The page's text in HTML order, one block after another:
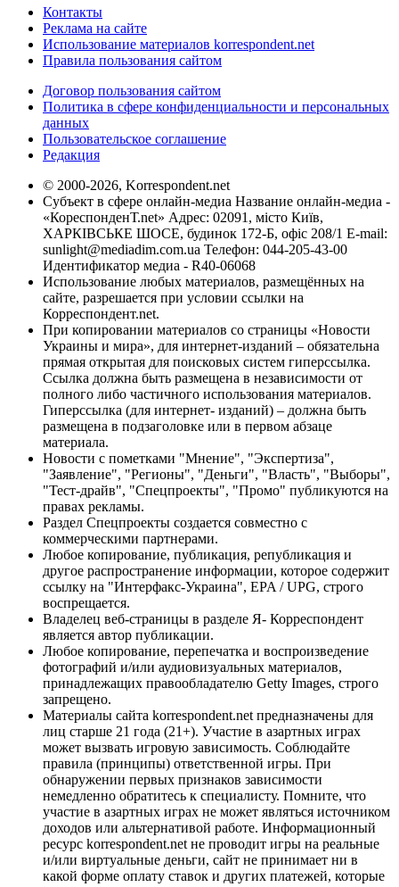
Контакты
Реклама на сайте
Использование материалов korrespondent.net
Правила пользования сайтом
Договор пользования сайтом
Политика в сфере конфиденциальности и персональных
данных
Пользовательское соглашение
Редакция
© 2000-2026, Korrespondent.net
Субъект в сфере онлайн-медиа Название онлайн-медиа -
«КореспонденТ.net» Адрес: 02091, місто Київ,
ХАРКІВСЬКЕ ШОСЕ, будинок 172-Б, офіс 208/1 E-mail:
sunlight@mediadim.com.ua Телефон: 044-205-43-00
Идентификатор медиа - R40-06068
Использование любых материалов, размещённых на
сайте, разрешается при условии ссылки на
Корреспондент.net.
При копировании материалов со страницы «Новости
Украины и мира», для интернет-изданий – обязательна
прямая открытая для поисковых систем гиперссылка.
Ссылка должна быть размещена в независимости от
полного либо частичного использования материалов.
Гиперссылка (для интернет- изданий) – должна быть
размещена в подзаголовке или в первом абзаце
материала.
Новости с пометками "Мнение", "Экспертиза",
"Заявление", "Регионы", "Деньги", "Власть", "Выборы",
"Тест-драйв", "Спецпроекты", "Промо" публикуются на
правах рекламы.
Раздел Спецпроекты создается совместно с
коммерческими партнерами.
Любое копирование, публикация, републикация и
другое распространение информации, которое содержит
ссылку на "Интерфакс-Украина", EPA / UPG, строго
воспрещается.
Владелец веб-страницы в разделе Я- Корреспондент
является автор публикации.
Любое копирование, перепечатка и воспроизведение
фотографий и/или аудиовизуальных материалов,
принадлежащих правообладателю Getty Images, строго
запрещено.
Материалы сайта korrespondent.net предназначены для
лиц старше 21 года (21+). Участие в азартных играх
может вызвать игровую зависимость. Соблюдайте
правила (принципы) ответственной игры. При
обнаружении первых признаков зависимости
немедленно обратитесь к специалисту. Помните, что
участие в азартных играх не может являться источником
доходов или альтернативой работе. Информационный
ресурс korrespondent.net не проводит игры на реальные
и/или виртуальные деньги, сайт не принимает ни в
какой форме оплату ставок и других платежей, которые